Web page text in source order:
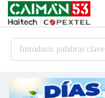
Introducir palabras clave